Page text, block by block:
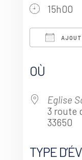
15h00
OÙ
Eglise
3 route
33650
TYPE